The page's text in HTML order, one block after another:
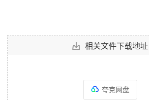
相关文件下载地址
夸克网盘